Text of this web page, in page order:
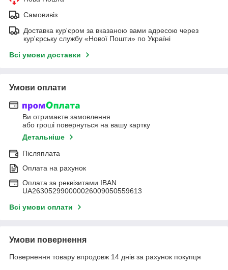
Самовивіз
Доставка кур'єром за вказаною вами адресою через
кур'єрську службу «Нової Пошти» по Україні
Всі умови доставки
Умови оплати
Ви отримаєте замовлення
або гроші повернуться на вашу картку
Детальніше
Післяплата
Оплата на рахунок
Оплата за реквізитами IBAN
UA263052990000026009050559613
Всі умови оплати
Умови повернення
Повернення товару впродовж 14 днів за рахунок покупця